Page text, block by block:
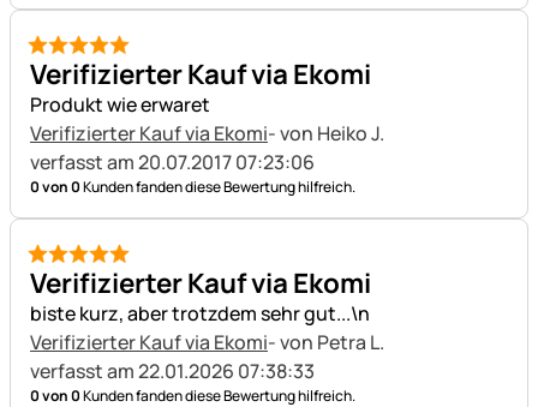
5 von 5
Verifizierter Kauf via Ekomi
Produkt wie erwaret
Verifizierter Kauf via Ekomi- von Heiko J.
verfasst am 20.07.2017 07:23:06
0 von 0Kunden fanden diese Bewertung hilfreich.
5 von 5
Verifizierter Kauf via Ekomi
biste kurz, aber trotzdem sehr gut...\n
Verifizierter Kauf via Ekomi- von Petra L.
verfasst am 22.01.2026 07:38:33
0 von 0Kunden fanden diese Bewertung hilfreich.